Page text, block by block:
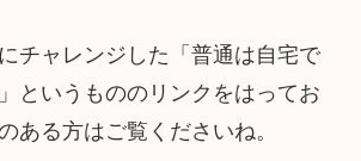
チャレンジした「普通は自宅で
というもののリンクをはってお
ある方はご覧くださいね。